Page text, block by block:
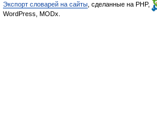
Экспорт словарей на сайты , сделанные на PHP,
WordPress, MODx.